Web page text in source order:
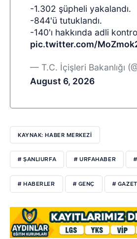
-1.302 şüpheli yakalandı.
-844'ü tutuklandı.
-140'ı hakkında adli
pic.twitter.com/
— T.C. İçişleri Bakanlığı
August 6, 2026
KAYNAK: HABER MERKEZI
# ŞANLIURFA # URFAHABER
# HABERLER # GENÇ #